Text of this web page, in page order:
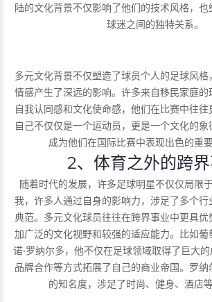
陆的文化背景不仅影响了他们的技术风格，也
球迷之间的独特关系。
多元文化背景不仅塑造了球员个人的足球风
情感产生了深远的影响。许多来自移民家庭的
自我认同感和文化使命感，他们在比赛中往
自己不仅仅是一个运动员，更是一个文化的
成为他们在国际比赛中表现出色的重要
2、体育之外的跨
随着时代的发展，许多足球明星不仅仅局限
我，许多人通过自身的影响力，涉足了多个
典范。多元文化球员往往在跨界事业中更具优
加广泛的文化视野和较强的适应能力。比如葡
诺·罗纳尔多，他不仅在足球领域取得了巨大的
品牌合作等方式拓展了自己的商业帝国。罗
的知名度，涉足了时尚、健身、酒店等